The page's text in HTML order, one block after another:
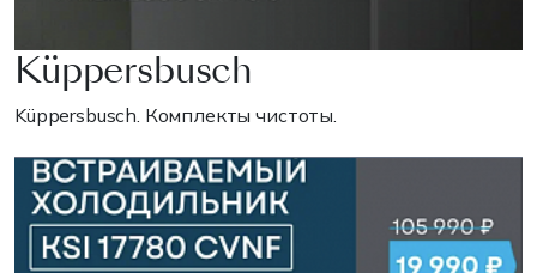
Küppersbusch
Küppersbusch. Комплекты чистоты.